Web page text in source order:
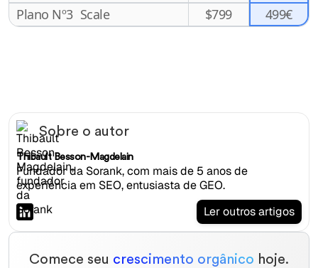
Plano Nº3 Scale $799 499€
Sobre o autor
Thibault Besson-Magdelain
Fundador da Sorank, com mais de 5 anos de
experiência em SEO, entusiasta de GEO.
Ler outros artigos
Comece seu crescimento orgânico hoje.